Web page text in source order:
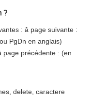
?
: â page suivante :
PgDn en anglais)
page précédente : (en
delete, caractere